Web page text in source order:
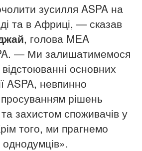
зусилля ASPA на
та в Африці, — сказав
, голова MEA
— Ми залишатимемося
основних
ASPA, невпинно
рішень
та захистом споживачів у
того, ми прагнемо